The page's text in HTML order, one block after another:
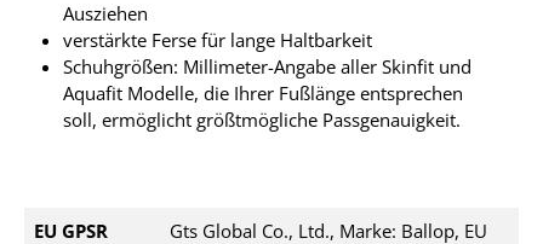
Ausziehen
verstärkte Ferse für lange Haltbarkeit
Schuhgrößen: Millimeter-Angabe aller Skinfit und
Aquafit Modelle, die Ihrer Fußlänge entsprechen
soll, ermöglicht größtmögliche Passgenauigkeit.
EU GPSR
Gts Global Co., Ltd., Marke: Ballop, EU